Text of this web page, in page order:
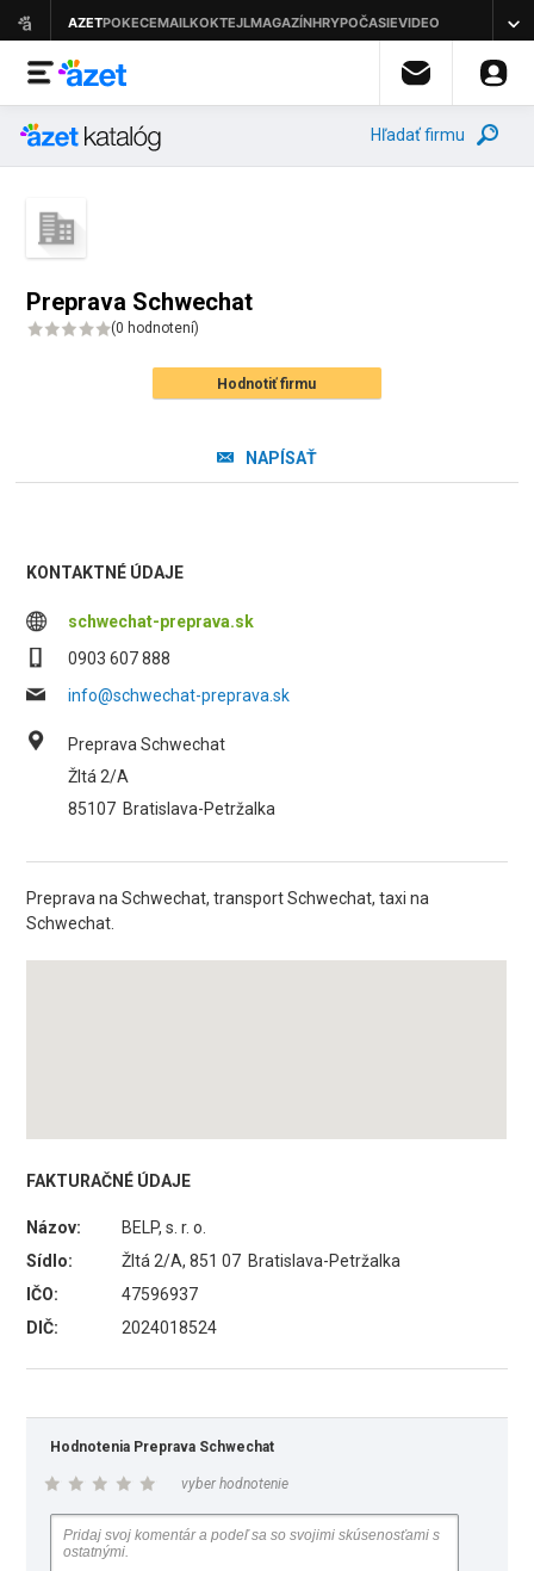
Hľadať firmu
Preprava Schwechat
(0 hodnotení)
Hodnotiť firmu
NAPÍSAŤ
KONTAKTNÉ ÚDAJE
schwechat-preprava.sk
0903 607 888
info@schwechat-preprava.sk
Preprava Schwechat
Žltá 2/A
85107 Bratislava-Petržalka
Preprava na Schwechat, transport Schwechat, taxi na
Schwechat.
FAKTURAČNÉ ÚDAJE
Názov:
BELP, s. r. o.
Sídlo:
Žltá 2/A, 851 07 Bratislava-Petržalka
IČO:
47596937
DIČ:
2024018524
Hodnotenia Preprava Schwechat
vyber hodnotenie